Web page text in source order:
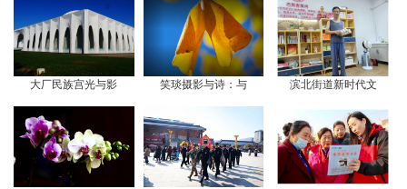
大厂民族宫光与影 笑琰摄影与诗：与 滨北街道新时代文